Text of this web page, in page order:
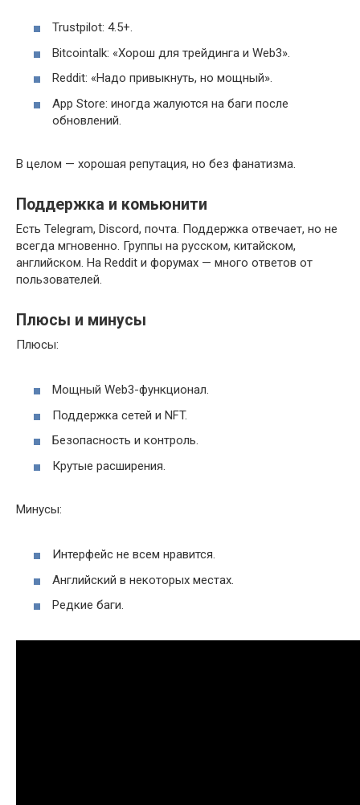
Trustpilot: 4.5+.
Bitcointalk: «Хорош для трейдинга и Web3».
Reddit: «Надо привыкнуть, но мощный».
App Store: иногда жалуются на баги после
обновлений.
В целом — хорошая репутация, но без фанатизма.
Поддержка и комьюнити
Есть Telegram, Discord, почта. Поддержка отвечает, но не
всегда мгновенно. Группы на русском, китайском,
английском. На Reddit и форумах — много ответов от
пользователей.
Плюсы и минусы
Плюсы:
Мощный Web3-функционал.
Поддержка сетей и NFT.
Безопасность и контроль.
Крутые расширения.
Минусы:
Интерфейс не всем нравится.
Английский в некоторых местах.
Редкие баги.